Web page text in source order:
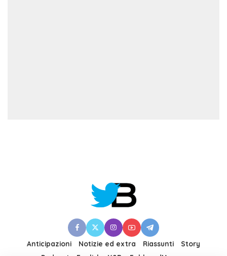
Anticipazioni Notizie ed extra Riassunti
Story